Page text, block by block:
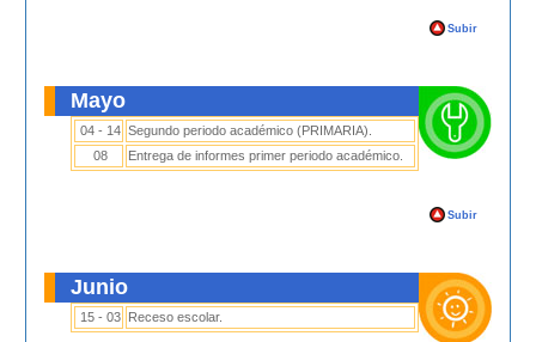
Subir
Mayo
04 - 14 Segundo periodo académico (PRIMARIA).
08
Entrega de informes primer periodo académico.
Subir
Junio
15 - 03 Receso escolar.